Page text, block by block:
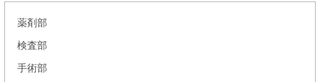
薬剤部
検査部
手術部